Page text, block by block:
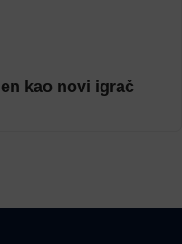
kao novi igrač